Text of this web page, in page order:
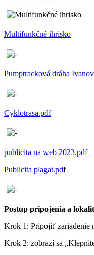
Multifunkčné ihrisko
Pumptracková dráha
Cyklotrasa.pdf
publicita na web 2023.pdf
Publicita plagat.pdf
Postup pripojenia a
Krok 1: Pripojiť zariadenie
Krok 2: zobrazí sa